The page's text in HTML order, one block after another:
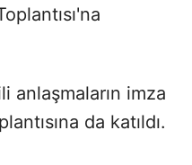
anlaşmaların imza
da katıldı.